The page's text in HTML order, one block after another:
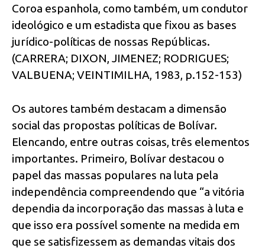
Coroa espanhola, como também, um condutor
ideológico e um estadista que fixou as bases
jurídico-políticas de nossas Repúblicas.
(CARRERA; DIXON, JIMENEZ; RODRIGUES;
VALBUENA; VEINTIMILHA, 1983, p.152-153)
Os autores também destacam a dimensão
social das propostas políticas de Bolívar.
Elencando, entre outras coisas, três elementos
importantes. Primeiro, Bolívar destacou o
papel das massas populares na luta pela
independência compreendendo que “a vitória
dependia da incorporação das massas à luta e
que isso era possível somente na medida em
que se satisfizessem as demandas vitais dos